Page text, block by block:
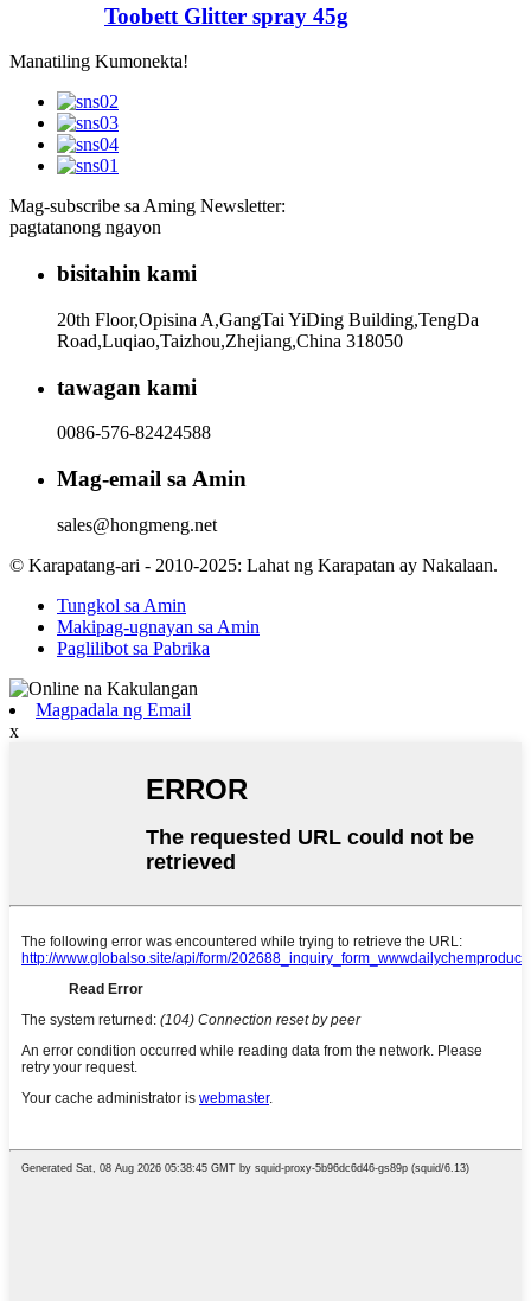
Toobett Glitter spray 45g
Manatiling Kumonekta!
Mag-subscribe sa Aming Newsletter:
pagtatanong ngayon
bisitahin kami
20th Floor,Opisina A,GangTai YiDing Building,TengDa
Road,Luqiao,Taizhou,Zhejiang,China 318050
tawagan kami
0086-576-82424588
Mag-email sa Amin
sales@hongmeng.net
© Karapatang-ari - 2010-2025: Lahat ng Karapatan ay Nakalaan.
Tungkol sa Amin
Makipag-ugnayan sa Amin
Paglilibot sa Pabrika
Magpadala ng Email
x